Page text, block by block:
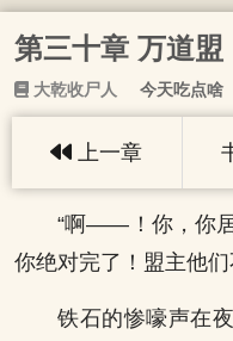
第三十章 万道盟
大乾收尸人 今天吃点啥
上一章
“啊——！你，你
你绝对完了！盟主他
铁石的惨嚎声在